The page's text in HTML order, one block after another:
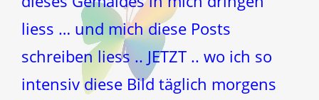
liess … und mich diese Posts
schreiben liess .. JETZT .. wo ich so
intensiv diese Bild täglich morgens